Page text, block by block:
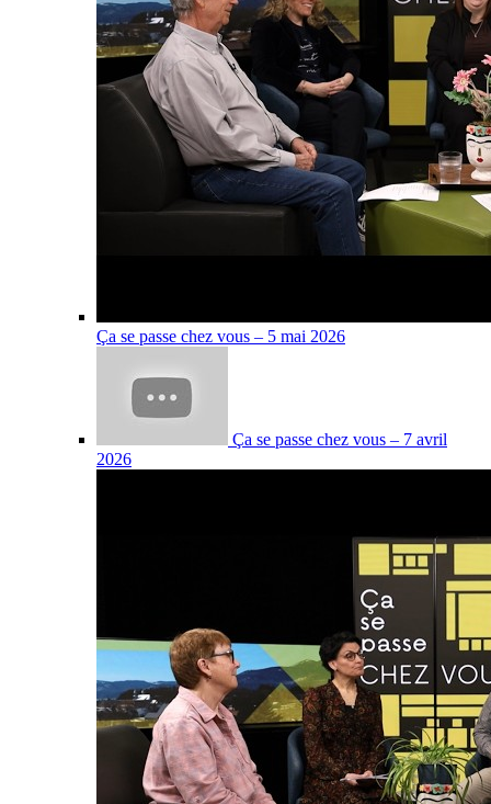
Ça se passe chez vous – 5 mai 2026
Ça se passe chez vous – 7 avril
2026